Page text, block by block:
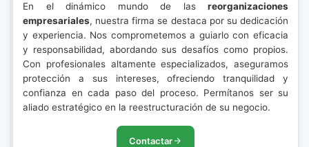
En el dinámico mundo de las reorganizaciones
empresariales, nuestra firma se destaca por su dedicación
y experiencia. Nos comprometemos a guiarlo con eficacia
y responsabilidad, abordando sus desafíos como propios.
Con profesionales altamente especializados, aseguramos
protección a sus intereses, ofreciendo tranquilidad y
confianza en cada paso del proceso. Permítanos ser su
aliado estratégico en la reestructuración de su negocio.
Contactar